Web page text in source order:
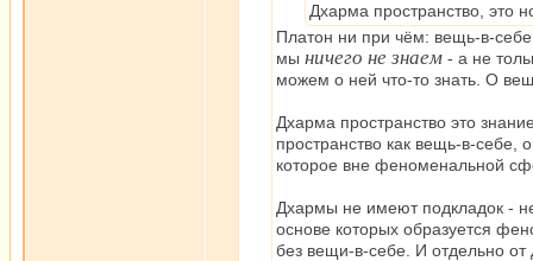
Дхарма пространство, это
Платон ни при чём: вещь-в-
мы ничего не знаем - а не
можем о ней что-то знать. О
Дхарма пространство это
пространство как вещь-в-себе,
которое вне феноменальной
Дхармы не имеют подкладок -
основе которых образуется
без вещи-в-себе. И отдельно от